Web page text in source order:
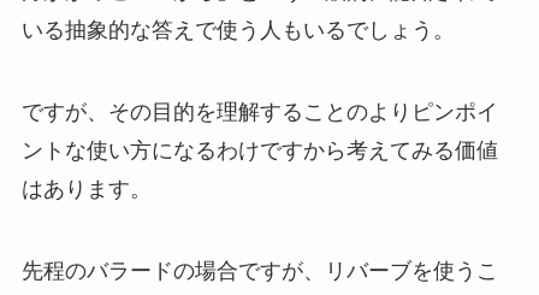
いる抽象的な答えで使う人もいるでしょう。
ですが、その目的を理解することのよりピンポイ
ントな使い方になるわけですから考えてみる価値
はあります。
先程のバラードの場合ですが、リバーブを使うこ